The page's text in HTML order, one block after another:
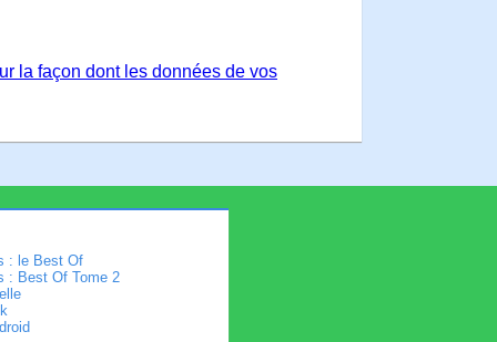
la façon dont les données de vos
: le Best Of
: Best Of Tome 2